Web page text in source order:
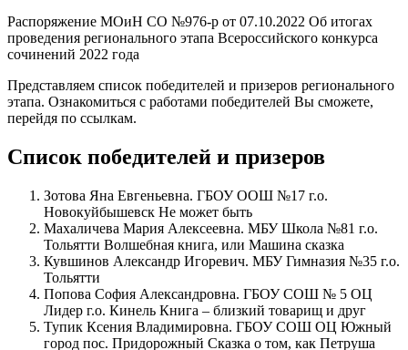
Распоряжение МОиН СО №976-р от 07.10.2022 Об итогах
проведения регионального этапа Всероссийского конкурса
сочинений 2022 года
Представляем список победителей и призеров регионального
этапа. Ознакомиться с работами победителей Вы сможете,
перейдя по ссылкам.
Список победителей и призеров
Зотова Яна Евгеньевна. ГБОУ ООШ №17 г.о.
Новокуйбышевск Не может быть
Махаличева Мария Алексеевна. МБУ Школа №81 г.о.
Тольятти Волшебная книга, или Машина сказка
Кувшинов Александр Игоревич. МБУ Гимназия №35 г.о.
Тольятти
Попова София Александровна. ГБОУ СОШ № 5 ОЦ
Лидер г.о. Кинель Книга – близкий товарищ и друг
Тупик Ксения Владимировна. ГБОУ СОШ ОЦ Южный
город пос. Придорожный Сказка о том, как Петруша